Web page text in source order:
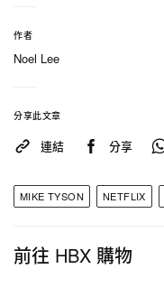
作者
Noel Lee
分享此文章
連結 分享
MIKE TYSON NETFLIX
前往 HBX 購物